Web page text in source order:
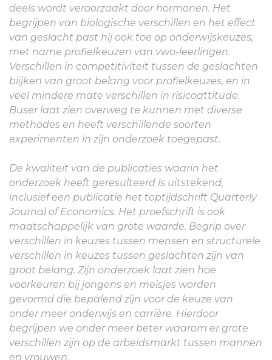
deels wordt veroorzaakt door hormonen. Het
begrijpen van biologische verschillen en het effect
van geslacht past hij ook toe op onderwijskeuzes,
met name profielkeuzen van vwo-leerlingen.
Verschillen in competitiviteit tussen de geslachten
blijken van groot belang voor profielkeuzes, en in
veel mindere mate verschillen in risicoattitude.
Buser laat zien overweg te kunnen met diverse
methodes en heeft verschillende soorten
experimenten in zijn onderzoek toegepast.
De kwaliteit van de publicaties waarin het
onderzoek heeft geresulteerd is uitstekend,
inclusief een publicatie het toptijdschrift Quarterly
Journal of Economics. Het proefschrift is ook
maatschappelijk van grote waarde. Begrip over
verschillen in keuzes tussen mensen en structurele
verschillen in keuzes tussen geslachten zijn van
groot belang. Zijn onderzoek laat zien hoe
voorkeuren bij jongens en meisjes worden
gevormd die bepalend zijn voor de keuze van
onder meer onderwijs en carrière. Hierdoor
begrijpen we onder meer beter waarom er grote
verschillen zijn op de arbeidsmarkt tussen mannen
en vrouwen.